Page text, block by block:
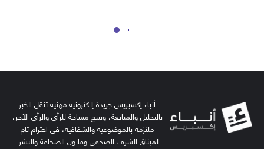
أنباء إكسبريس جريدة إلكترونية مهنية تنقل الخبر
بالتحليل والمتابعة، وتتيح مساحة للرأي والرأي الآخر،
ملتزمة بالموضوعية والشفافية، في احترام تام
لميثاق الشرف الصحفي وقانون الصحافة والنشر.